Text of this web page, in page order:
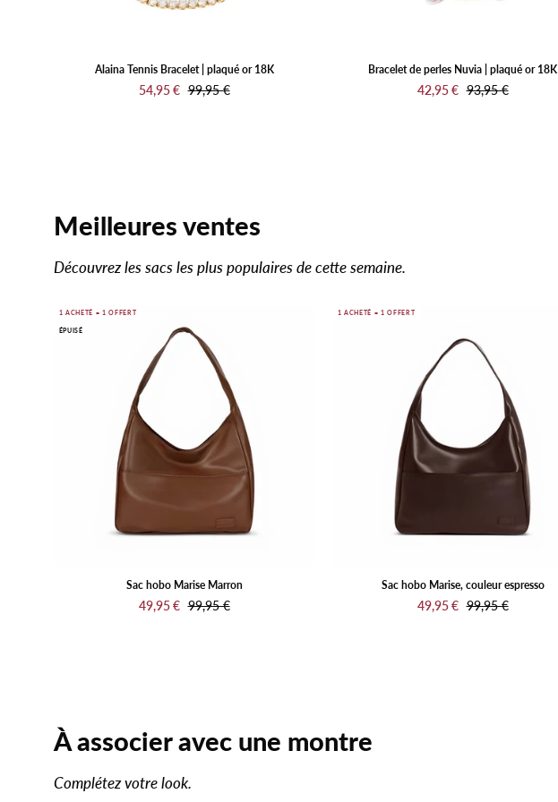
Alaina Tennis Bracelet | plaqué or 18K
54,95 € 99,95 €
Bracelet de perles Nuvia | plaqué or 18K
42,95 € 93,95 €
Meilleures ventes
Découvrez les sacs les plus populaires de cette semaine.
hobo
Marise
Marron
1 ACHETÉ = 1 OFFERT
ÉPUISÉ
Sac hobo Marise Marron
49,95 € 99,95 €
hobo
Marise,
couleur
espresso
1 ACHETÉ = 1 OFFERT
Sac hobo Marise, couleur espresso
49,95 € 99,95 €
À associer avec une montre
Complétez votre look.